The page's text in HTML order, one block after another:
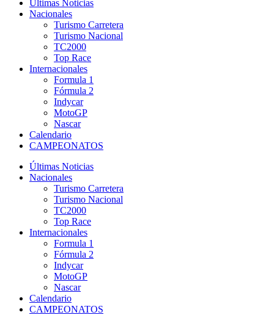
Últimas Noticias
Nacionales
Turismo Carretera
Turismo Nacional
TC2000
Top Race
Internacionales
Formula 1
Fórmula 2
Indycar
MotoGP
Nascar
Calendario
CAMPEONATOS
Últimas Noticias
Nacionales
Turismo Carretera
Turismo Nacional
TC2000
Top Race
Internacionales
Formula 1
Fórmula 2
Indycar
MotoGP
Nascar
Calendario
CAMPEONATOS